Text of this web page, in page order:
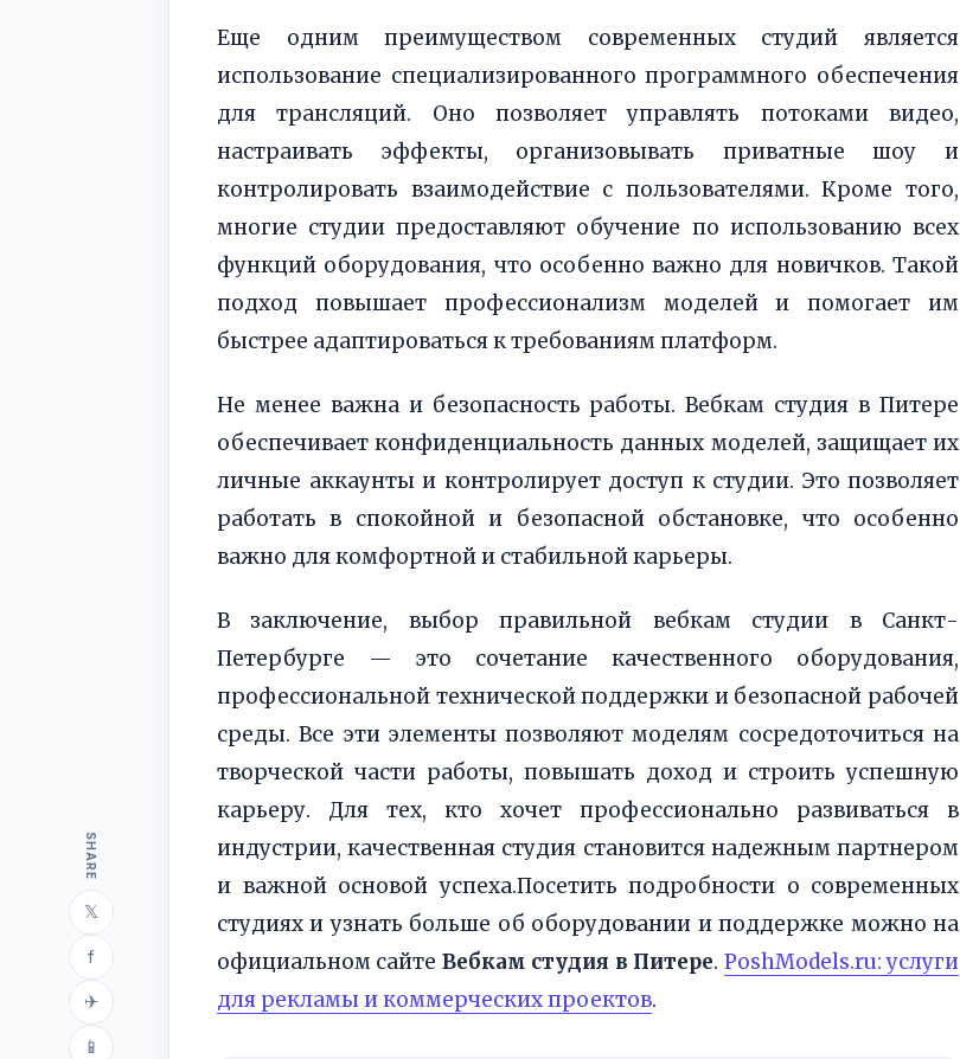
Еще одним преимуществом современных студий является
использование специализированного программного обеспечения
для трансляций. Оно позволяет управлять потоками видео,
настраивать эффекты, организовывать приватные шоу и
контролировать взаимодействие с пользователями. Кроме того,
многие студии предоставляют обучение по использованию всех
функций оборудования, что особенно важно для новичков. Такой
подход повышает профессионализм моделей и помогает им
быстрее адаптироваться к требованиям платформ.
Не менее важна и безопасность работы. Вебкам студия в Питере
обеспечивает конфиденциальность данных моделей, защищает их
личные аккаунты и контролирует доступ к студии. Это позволяет
работать в спокойной и безопасной обстановке, что особенно
важно для комфортной и стабильной карьеры.
В заключение, выбор правильной вебкам студии в Санкт-
Петербурге — это сочетание качественного оборудования,
профессиональной технической поддержки и безопасной рабочей
среды. Все эти элементы позволяют моделям сосредоточиться на
творческой части работы, повышать доход и строить успешную
карьеру. Для тех, кто хочет профессионально развиваться в
индустрии, качественная студия становится надежным партнером
и важной основой успеха.Посетить подробности о современных
студиях и узнать больше об оборудовании и поддержке можно на
официальном сайте Вебкам студия в Питере. PoshModels.ru: услуги
для рекламы и коммерческих проектов.
SHARE
𝕏
f
✈
📱